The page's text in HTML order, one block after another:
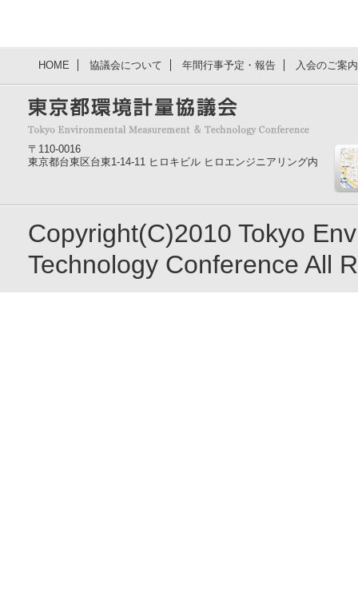
HOME 協議会について 年間行事予定・報告 入会のご案
〒110-0016
東京都台東区台東1-14-11 ヒロキビル ヒロエンジニアリング内
Copyright(C)2010 Tokyo
Technology Conference All